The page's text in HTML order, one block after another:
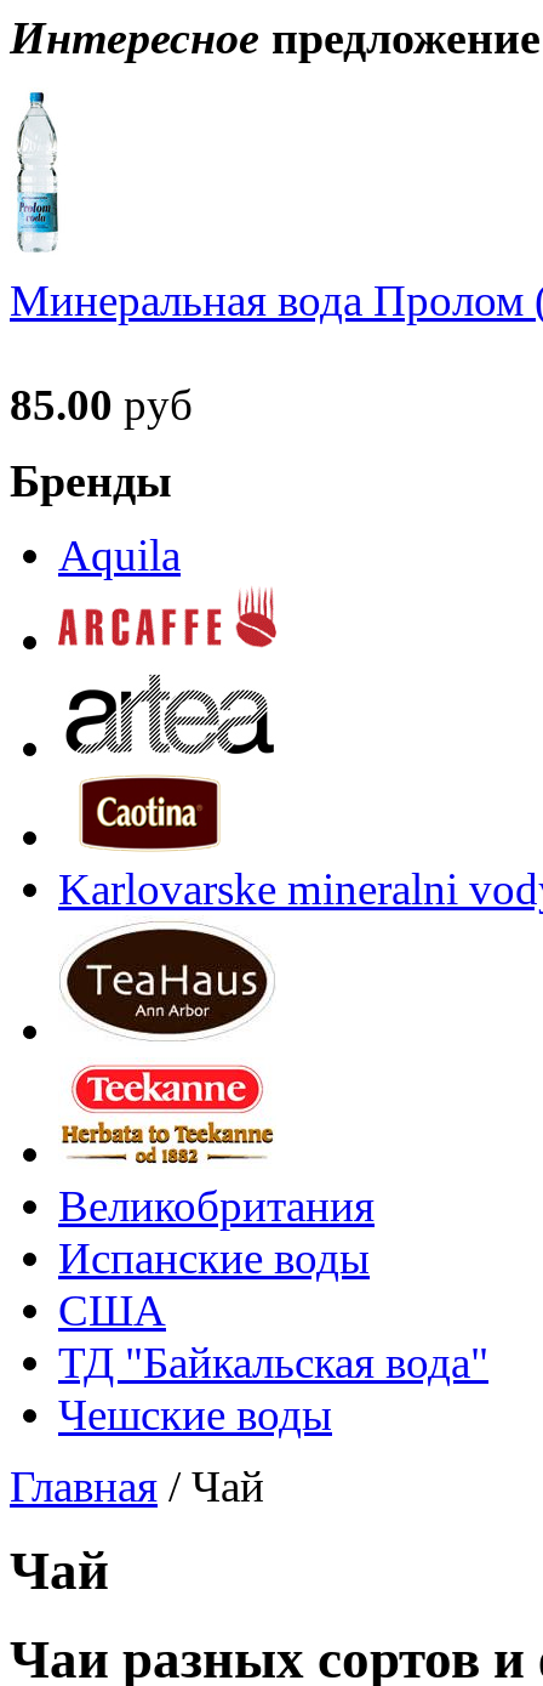
Интересное предложение
Минеральная вода Пролом
85.00 руб
Бренды
Aquila
Karlovarske mineralni
Великобритания
Испанские воды
США
ТД "Байкальская вода"
Чешские воды
Главная /Чай
Чай
Чаи разных сортов и